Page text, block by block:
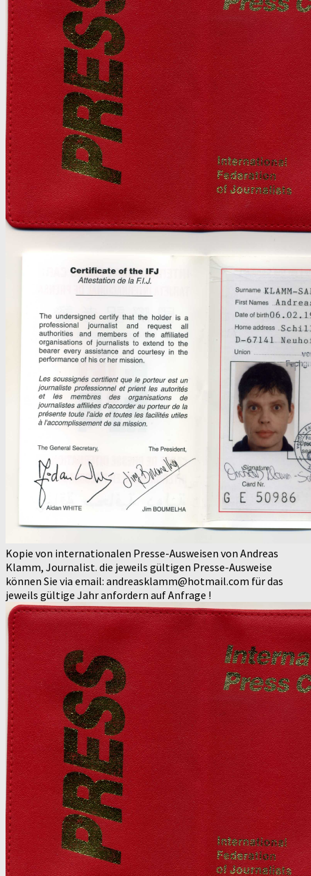
Kopie von internationalen Presse-Ausweisen von Andreas
Klamm, Journalist. die jeweils gültigen Presse-Ausweise
können Sie via email: andreasklamm@hotmail.com für das
jeweils gültige Jahr anfordern auf Anfrage !